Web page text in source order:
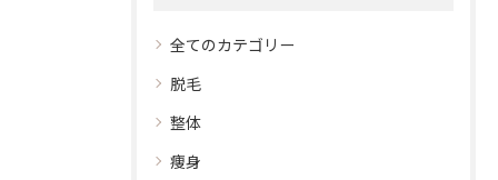
全てのカテゴリー
脱毛
整体
痩身